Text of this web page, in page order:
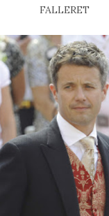
FALLERET